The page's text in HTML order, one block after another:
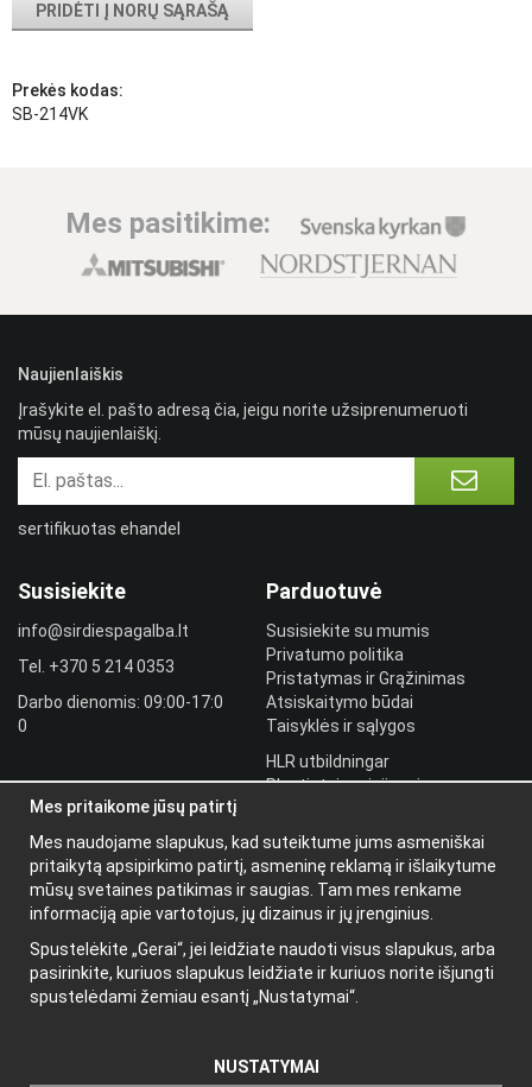
PRIDĖTI Į NORŲ SĄRAŠĄ
Prekės kodas:
SB-214VK
Mes pasitikime:
Susisiekite
info@sirdiespagalba.lt
Tel. +370 5 214 0353
Darbo dienomis: 09:00-17:0
0
Parduotuvė
Susisiekite su mumis
Privatumo politika
Pristatymas ir Grąžinimas
Atsiskaitymo būdai
Taisyklės ir sąlygos
HLR utbildningar
Plantintojo prisijungimas
Papildoma
informacija
Naujienlaiškis
Apie slapukus
Naujienlaiškis
Įrašykite el. pašto adresą čia, jeigu norite užsiprenumeruoti
mūsų naujienlaiškį.
sertifikuotas ehandel
Mes pritaikome jūsų patirtį
Mes naudojame slapukus, kad suteiktume jums asmeniškai
pritaikytą apsipirkimo patirtį, asmeninę reklamą ir išlaikytume
mūsų svetaines patikimas ir saugias. Tam mes renkame
informaciją apie vartotojus, jų dizainus ir jų įrenginius.
Spustelėkite „Gerai“, jei leidžiate naudoti visus slapukus, arba
pasirinkite, kuriuos slapukus leidžiate ir kuriuos norite išjungti
spustelėdami žemiau esantį „Nustatymai“.
NUSTATYMAI